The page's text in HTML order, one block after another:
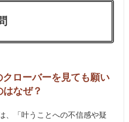
ローバーを見ても願い
なぜ？
、「叶うことへの不信感や疑